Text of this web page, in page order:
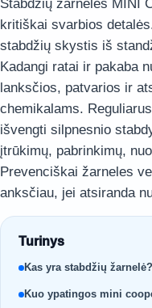
Stabdžių žarnelės MINI
kritiškai svarbios
stabdžių skystis iš
Kadangi ratai ir pakaba
lanksčios, patvarios ir
chemikalams.
išvengti silpnesnio
įtrūkimų, pabrinkimų,
Prevenciškai žarneles
anksčiau, jei atsiranda
Turinys
Kas yra stabdžių žarnelė?
Kuo ypatingos mini